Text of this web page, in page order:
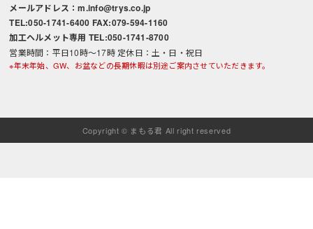
メールアドレス：m.info@trys.co.jp
TEL:050-1741-6400 FAX:079-594-1160
加工ヘルメット専用 TEL:050-1741-8700
営業時間：平日10時～17時 定休日：土・日・祝日
※年末年始、GW、お盆などの長期休暇は別途ご案内させていただきます。
Copyright © まもる君 All right reserved